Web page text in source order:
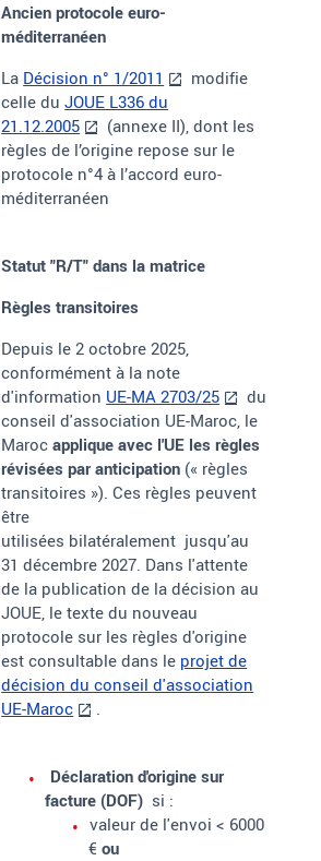
Ancien protocole euro-
méditerranéen
La Décision n° 1/2011
modifie
celle duJOUE L336 du
21.12.2005
(annexe II), dont les
règles de l’origine repose sur le
protocole n°4 à l’accord euro-
méditerranéen
Statut "R/T" dans la matrice
Règles transitoires
Depuis le 2 octobre 2025,
conformément à la note
d'information UE-MA 2703/25
du
conseil d'association UE-Maroc, le
Marocapplique avec l'UE les règles
révisées par anticipation (« règles
transitoires »). Ces règles peuvent
être
utilisées bilatéralement jusqu'au
31 décembre 2027. Dans l'attente
de la publication de la décision au
JOUE, le texte du nouveau
protocole sur les règles d'origine
est consultable dans le projet de
décision du conseil d'association
UE-Maroc
.
Déclaration d'origine sur
facture (DOF) si :
valeur de l'envoi < 6000
€ou